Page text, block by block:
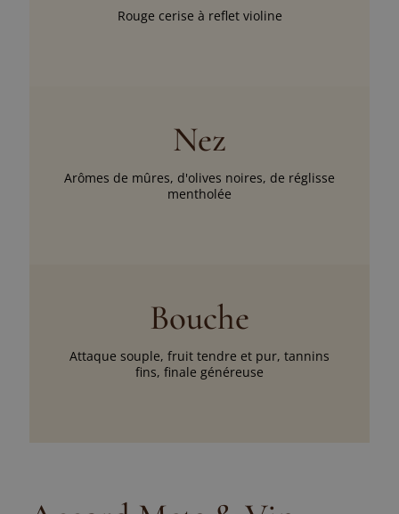
Rouge cerise à reflet violine
Nez
Arômes de mûres, d'olives noires, de réglisse
mentholée
Bouche
Attaque souple, fruit tendre et pur, tannins
fins, finale généreuse